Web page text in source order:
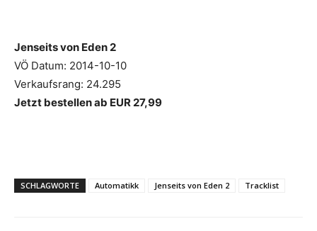
Jenseits von Eden 2
VÖ Datum: 2014-10-10
Verkaufsrang: 24.295
Jetzt bestellen ab EUR 27,99
SCHLAGWORTE Automatikk Jenseits von Eden 2 Tracklist